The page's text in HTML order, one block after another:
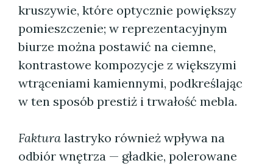
kruszywie, które optycznie powiększy
pomieszczenie; w reprezentacyjnym
biurze można postawić na ciemne,
kontrastowe kompozycje z większymi
wtrąceniami kamiennymi, podkreślając
w ten sposób prestiż i trwałość mebla.
Faktura lastryko również wpływa na
odbiór wnętrza — gładkie, polerowane